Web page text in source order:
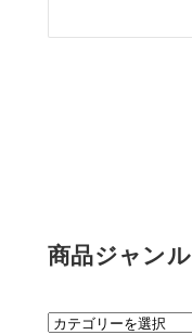
商品ジャンル
カ